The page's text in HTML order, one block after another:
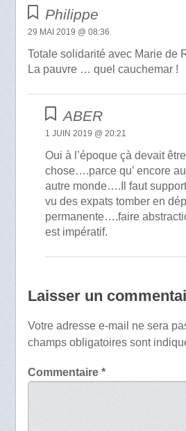
Philippe
29 MAI 2019 @ 08:36
Totale solidarité avec Marie de
La pauvre … quel cauchemar !
ABER
1 JUIN 2019 @ 20:21
Oui à l’époque çà devait
chose….parce qu’ encore
autre monde….Il faut
vu des expats tomber en
permanente….faire
est impératif.
Laisser un
Votre adresse e-mail ne sera
champs obligatoires sont
Commentaire *